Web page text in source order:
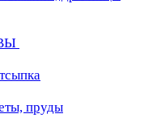
пруды